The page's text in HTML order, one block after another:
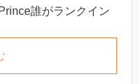
誰がランクイン